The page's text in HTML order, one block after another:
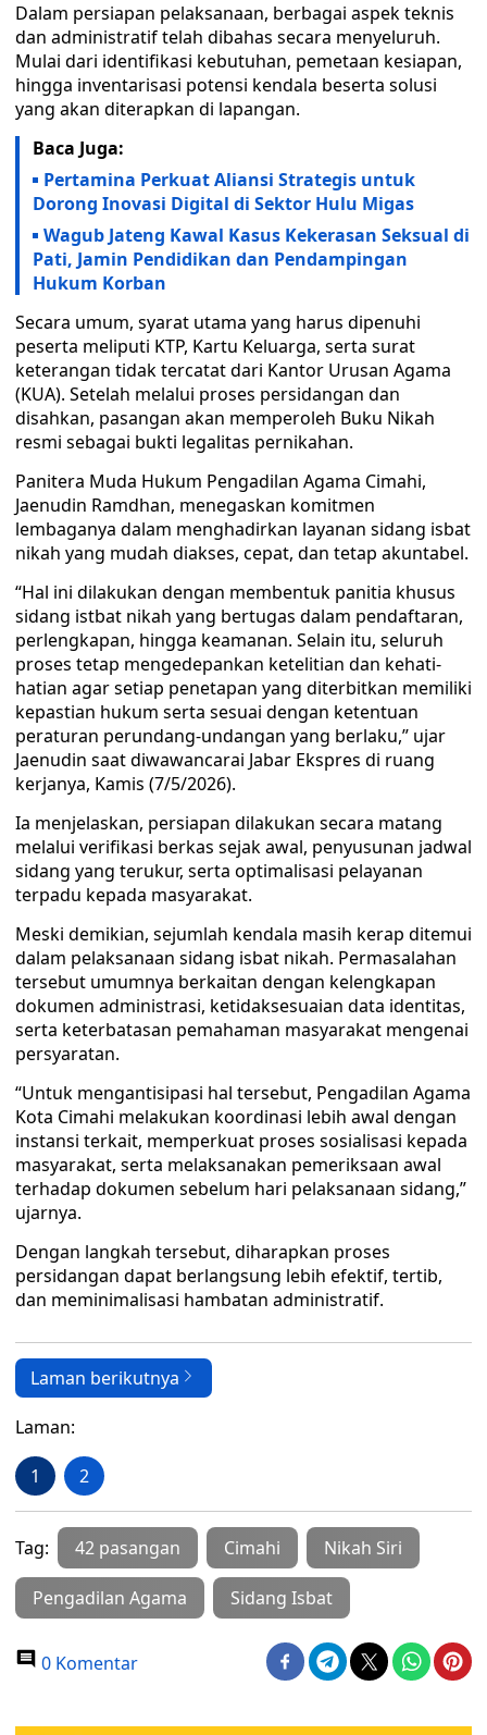
Dalam persiapan pelaksanaan, berbagai aspek teknis
dan administratif telah dibahas secara menyeluruh.
Mulai dari identifikasi kebutuhan, pemetaan kesiapan,
hingga inventarisasi potensi kendala beserta solusi
yang akan diterapkan di lapangan.
Baca Juga:
Pertamina Perkuat Aliansi Strategis untuk
Dorong Inovasi Digital di Sektor Hulu Migas
Wagub Jateng Kawal Kasus Kekerasan Seksual di
Pati, Jamin Pendidikan dan Pendampingan
Hukum Korban
Secara umum, syarat utama yang harus dipenuhi
peserta meliputi KTP, Kartu Keluarga, serta surat
keterangan tidak tercatat dari Kantor Urusan Agama
(KUA). Setelah melalui proses persidangan dan
disahkan, pasangan akan memperoleh Buku Nikah
resmi sebagai bukti legalitas pernikahan.
Panitera Muda Hukum Pengadilan Agama Cimahi,
Jaenudin Ramdhan, menegaskan komitmen
lembaganya dalam menghadirkan layanan sidang isbat
nikah yang mudah diakses, cepat, dan tetap akuntabel.
“Hal ini dilakukan dengan membentuk panitia khusus
sidang istbat nikah yang bertugas dalam pendaftaran,
perlengkapan, hingga keamanan. Selain itu, seluruh
proses tetap mengedepankan ketelitian dan kehati-
hatian agar setiap penetapan yang diterbitkan memiliki
kepastian hukum serta sesuai dengan ketentuan
peraturan perundang-undangan yang berlaku,” ujar
Jaenudin saat diwawancarai Jabar Ekspres di ruang
kerjanya, Kamis (7/5/2026).
Ia menjelaskan, persiapan dilakukan secara matang
melalui verifikasi berkas sejak awal, penyusunan jadwal
sidang yang terukur, serta optimalisasi pelayanan
terpadu kepada masyarakat.
Meski demikian, sejumlah kendala masih kerap ditemui
dalam pelaksanaan sidang isbat nikah. Permasalahan
tersebut umumnya berkaitan dengan kelengkapan
dokumen administrasi, ketidaksesuaian data identitas,
serta keterbatasan pemahaman masyarakat mengenai
persyaratan.
“Untuk mengantisipasi hal tersebut, Pengadilan Agama
Kota Cimahi melakukan koordinasi lebih awal dengan
instansi terkait, memperkuat proses sosialisasi kepada
masyarakat, serta melaksanakan pemeriksaan awal
terhadap dokumen sebelum hari pelaksanaan sidang,”
ujarnya.
Dengan langkah tersebut, diharapkan proses
persidangan dapat berlangsung lebih efektif, tertib,
dan meminimalisasi hambatan administratif.
Laman berikutnya
Laman:
1 2
Tag: 42 pasangan Cimahi Nikah Siri
Pengadilan Agama Sidang Isbat
0 Komentar